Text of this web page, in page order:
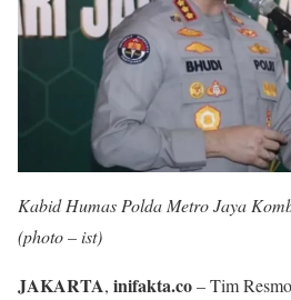
Kabid Humas Polda Metro Jaya
(photo – ist)
JAKARTA, inifakta.co– Tim